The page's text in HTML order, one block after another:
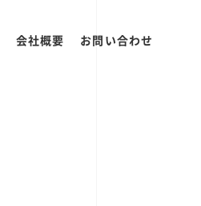
会社概要 お問い合わせ